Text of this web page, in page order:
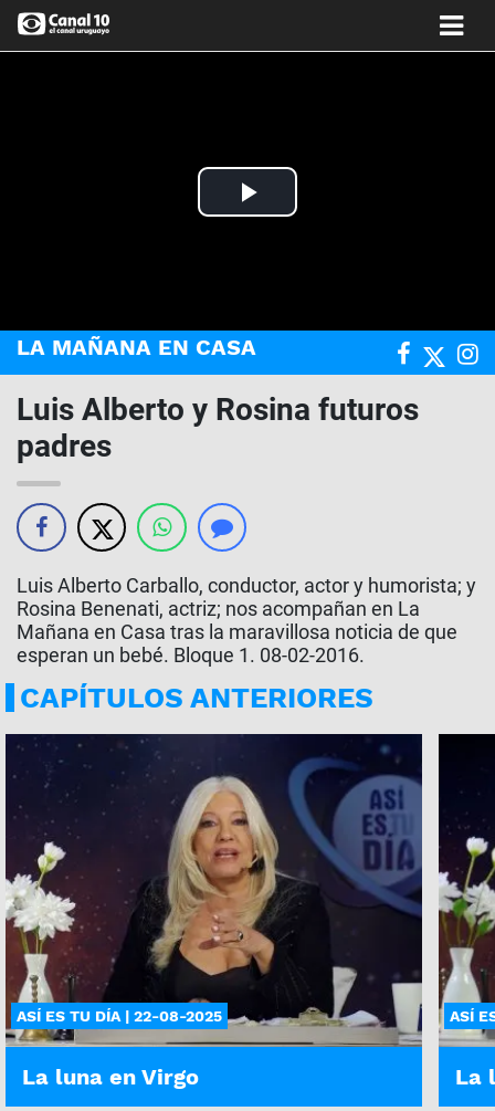
Play
LA MAÑANA EN CASA
Luis Alberto y Rosina futuros
padres
Luis Alberto Carballo, conductor, actor y humorista; y
Rosina Benenati, actriz; nos acompañan en La
Mañana en Casa tras la maravillosa noticia de que
esperan un bebé. Bloque 1. 08-02-2016.
CAPÍTULOS ANTERIORES
ASÍ ES TU DÍA | 22-08-2025
La luna en Virgo
ASÍ
La